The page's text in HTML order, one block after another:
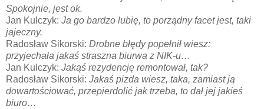
Spokojnie, jest ok.
Jan Kulczyk: Ja go bardzo lubię, to porządny facet jest, taki
jajeczny.
Radosław Sikorski: Drobne błędy popełnił wiesz:
przyjechała jakaś straszna biurwa z NIK-u…
Jan Kulczyk: Jakąś rezydencję remontował, tak?
Radosław Sikorski: Jakaś pizda wiesz, taka, zamiast ją
dowartościować, przepierdolić jak trzeba, to dał jej jakieś
biuro…